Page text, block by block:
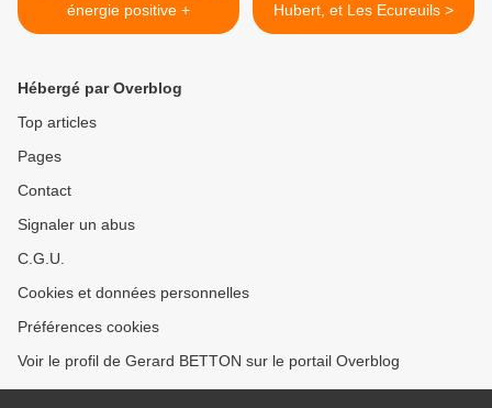
énergie positive +
Hubert, et Les Ecureuils >
Hébergé par Overblog
Top articles
Pages
Contact
Signaler un abus
C.G.U.
Cookies et données personnelles
Préférences cookies
Voir le profil de Gerard BETTON sur le portail Overblog